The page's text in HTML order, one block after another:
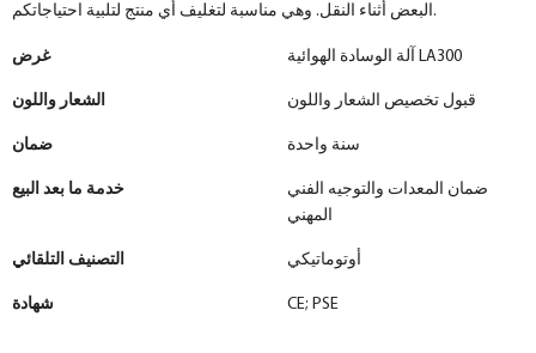
البعض أثناء النقل. وهي مناسبة لتغليف أي منتج لتلبية احتياجاتكم.
غرض آلة الوسادة الهوائية LA300
الشعار واللون قبول تخصيص الشعار واللون
ضمان سنة واحدة
خدمة ما بعد البيع
ضمان المعدات والتوجيه الفني
المهني
التصنيف التلقائي أوتوماتيكي
شهادة CE; PSE